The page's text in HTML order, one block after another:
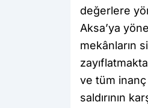
değerlere
Aksa’ya
mekânların
ve tüm
saldırının